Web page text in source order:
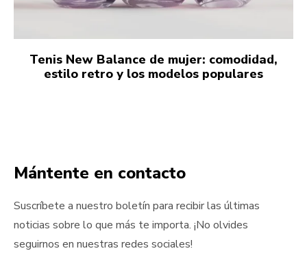
Tenis New Balance de mujer: comodidad,
estilo retro y los modelos populares
Mántente en contacto
Suscríbete a nuestro boletín para recibir las últimas
noticias sobre lo que más te importa. ¡No olvides
seguirnos en nuestras redes sociales!